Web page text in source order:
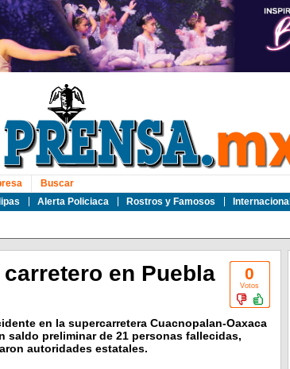
Alerta Policiaca Rostros y Famosos Internacional
Buscar
0
Votos
en Puebla
en la supercarretera Cuacnopalan-Oaxaca
saldo preliminar de 21 personas fallecidas,
autoridades estatales.